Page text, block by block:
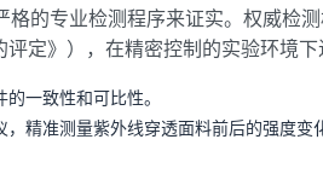
的专业检测程序来证实。权威检
》），在精密控制的实验环境下
一致性和可比性。
精准测量紫外线穿透面料前后的强度变